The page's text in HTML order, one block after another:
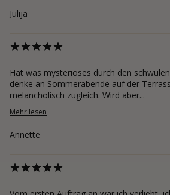
Julija
Hat was mysteriöses durch den
denke an Sommerabende auf der
melancholisch zugleich. Wird aber...
Mehr lesen
Annette